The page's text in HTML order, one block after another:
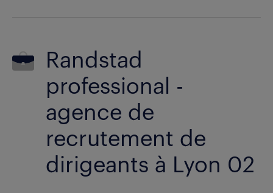
Randstad
professional -
agence de
recrutement de
dirigeants à Lyon 02